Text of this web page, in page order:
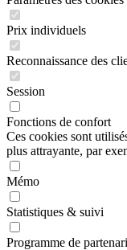
Prix individuels
Reconnaissance des
Session
Fonctions de confort
Ces cookies sont
plus attrayante, par
Mémo
Statistiques & suivi
Programme de